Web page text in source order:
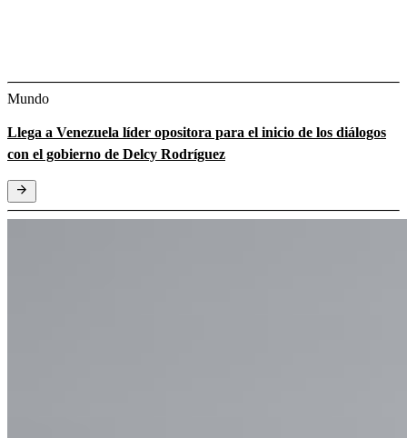
Mundo
Llega a Venezuela líder opositora para el inicio de los diálogos
con el gobierno de Delcy Rodríguez